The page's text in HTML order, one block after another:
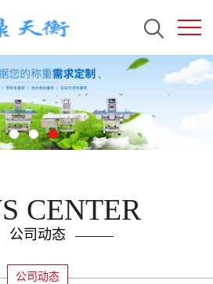
CENTER
公司动态
公司动态